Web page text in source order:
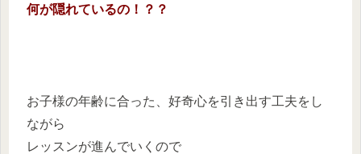
何が隠れているの！？？
お子様の年齢に合った、好奇心を引き出す工夫をし
ながら
レッスンが進んでいくので